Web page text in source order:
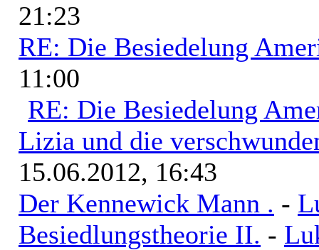
21:23
RE: Die Besiedelung
11:00
RE: Die Besiedelung
Lizia und die
15.06.2012, 16:43
Der Kennewick Mann . -
Besiedlungstheorie II. -